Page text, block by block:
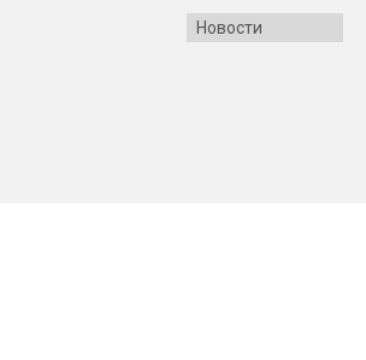
Новости